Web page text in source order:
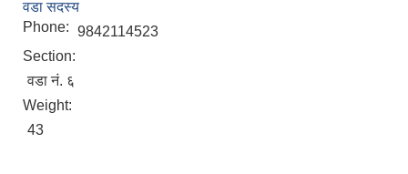
वडा सदस्य
Phone: 9842114523
Section:
वडा नं. ६
Weight:
43